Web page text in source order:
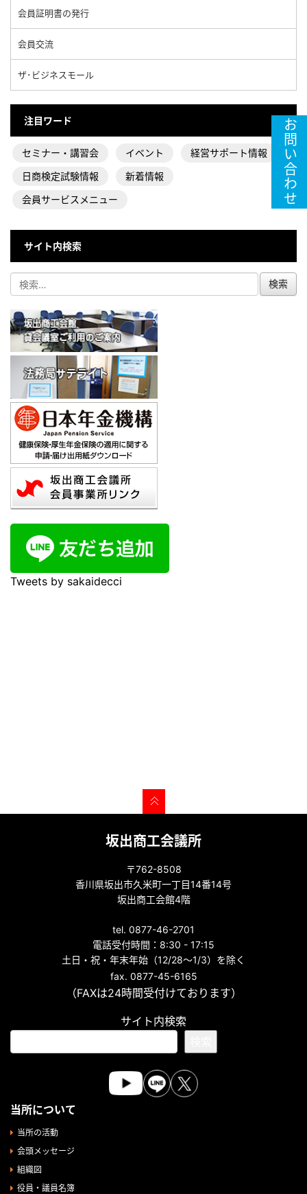
会員証明書の発行
会員交流
ザ･ビジネスモール
注目ワード
セミナー・講習会 イベント
経営サポート情報
日商検定試験情報
新着情報
会員サービスメニュー
サイト内検索
Tweets by sakaidecci
坂出商工会議所
〒762-8508
香川県坂出市久米町一丁目14番14号
坂出商工会館4階
tel. 0877-46-2701
電話受付時間：8:30 - 17:15
土日・祝・年末年始（12/28～1/3）を除く
fax. 0877-45-6165
（FAXは24時間受付けております）
サイト内検索
当所について
当所の活動
会頭メッセージ
組織図
役員・議員名簿
お問い合わせ